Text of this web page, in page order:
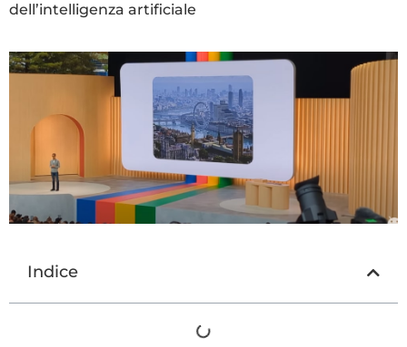
dell’intelligenza artificiale
Indice